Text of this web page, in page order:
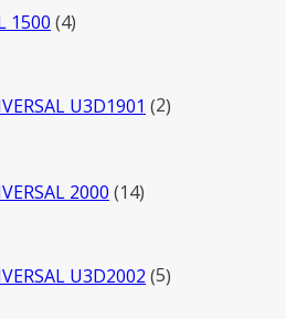
1500 44
U3D1901 2товара
2000 1414
U3D2002 5товаров